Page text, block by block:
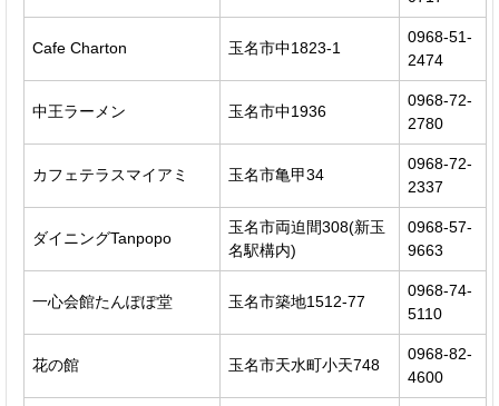
Cafe Charton 玉名市中1823-1
0968-51-
2474
中王ラーメン 玉名市中1936
0968-72-
2780
カフェテラスマイアミ 玉名市亀甲34
0968-72-
2337
ダイニングTanpopo
玉名市両迫間308(新玉
名駅構内)
0968-57-
9663
一心会館たんぽぽ堂 玉名市築地1512-77
0968-74-
5110
花の館 玉名市天水町小天748
0968-82-
4600